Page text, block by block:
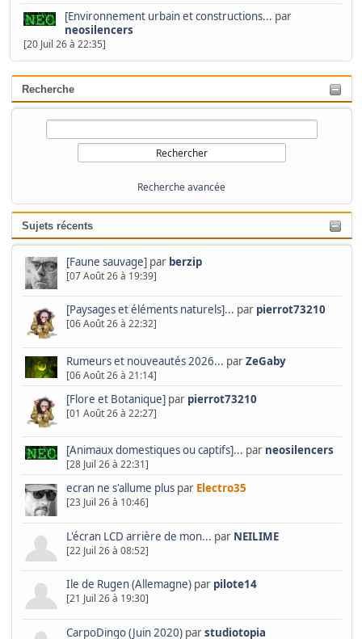
Recherche
Recherche avancée
Sujets récents
[Faune sauvage] par berzip
[07 Août 26 à 19:39]
[Paysages et éléments naturels]... par pierrot73210
[06 Août 26 à 22:32]
Rumeurs et nouveautés 2026... parZeGaby
[06 Août 26 à 21:14]
[Flore et Botanique]par pierrot73210
[01 Août 26 à 22:27]
[Animaux domestiques ou captifs]... par neosilencers
[28 Juil 26 à 22:31]
ecran ne s'allume pluspar Electro35
[23 Juil 26 à 10:46]
L'écran LCD arrière de mon... par NEILIME
[22 Juil 26 à 08:52]
Ile de Rugen (Allemagne)par pilote14
[21 Juil 26 à 19:30]
CarpoDingo (Juin 2020)parstudiotopia
[Environnement urbain et constructions... par
neosilencers
[20 Juil 26 à 22:35]